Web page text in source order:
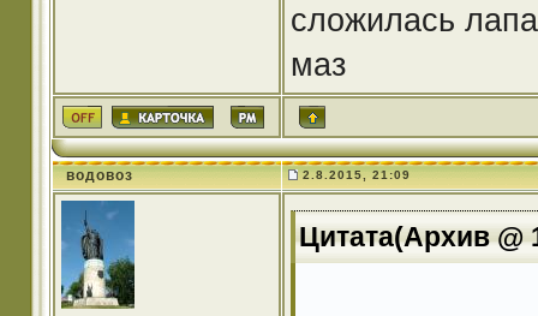
сложилась
маз
водовоз 2.8.2015, 21:09
Цитата(Архив @